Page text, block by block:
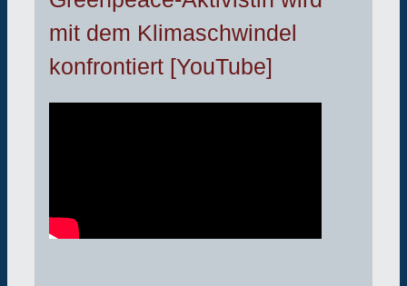
mit dem Klimaschwindel
konfrontiert [YouTube]